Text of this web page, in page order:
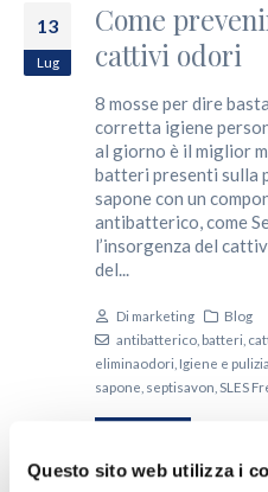
Questo sito web utilizza i
13
Lug
Come
cattivi odori
8 mosse per dire
corretta igiene
al giorno è il miglior
batteri presenti sulla
sapone con un
antibatterico, come
l’insorgenza del
del...
Di marketing
Blog
antibatterico, batteri
eliminaodori Igiene e pulizia
sapone septisavon SLES